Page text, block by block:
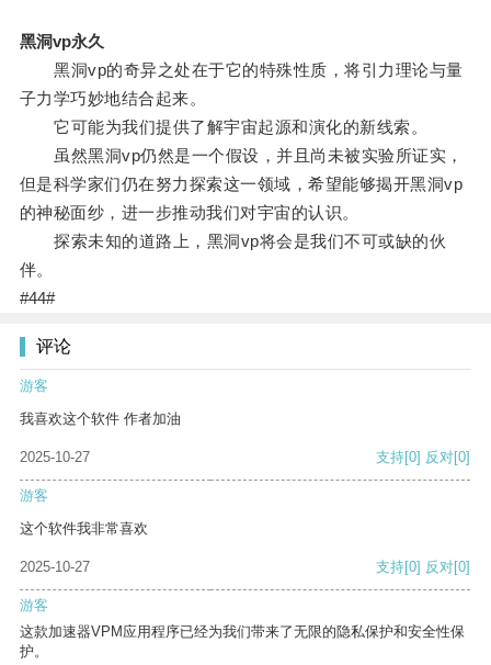
黑洞vp永久
黑洞vp的奇异之处在于它的特殊性质，将引力理论与量
子力学巧妙地结合起来。
它可能为我们提供了解宇宙起源和演化的新线索。
虽然黑洞vp仍然是一个假设，并且尚未被实验所证实，
但是科学家们仍在努力探索这一领域，希望能够揭开黑洞vp
的神秘面纱，进一步推动我们对宇宙的认识。
探索未知的道路上，黑洞vp将会是我们不可或缺的伙
伴。
#44#
评论
游客
我喜欢这个软件 作者加油
2025-10-27 支持[0] 反对[0]
游客
这个软件我非常喜欢
2025-10-27 支持[0] 反对[0]
游客
这款加速器VPM应用程序已经为我们带来了无限的隐私保护和安全性保
护。